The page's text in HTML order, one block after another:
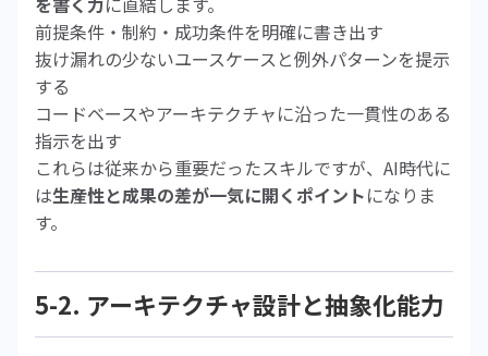
前提条件・制約・成功条件を明確に書き出す
抜け漏れの少ないユースケースと例外パターンを提示
する
コードベースやアーキテクチャに沿った一貫性のある
指示を出す
これらは従来から重要だったスキルですが、AI時代に
は生産性と成果の差が一気に開くポイントになりま
す。
5-2. アーキテクチャ設計と抽象化能力